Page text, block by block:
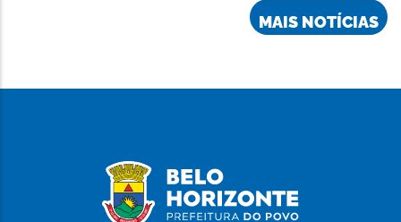
MAIS NOTÍCIAS